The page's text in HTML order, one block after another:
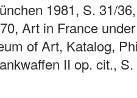
1981, S. 31/
Art in France
of Art, Katalog,
II op. cit.,